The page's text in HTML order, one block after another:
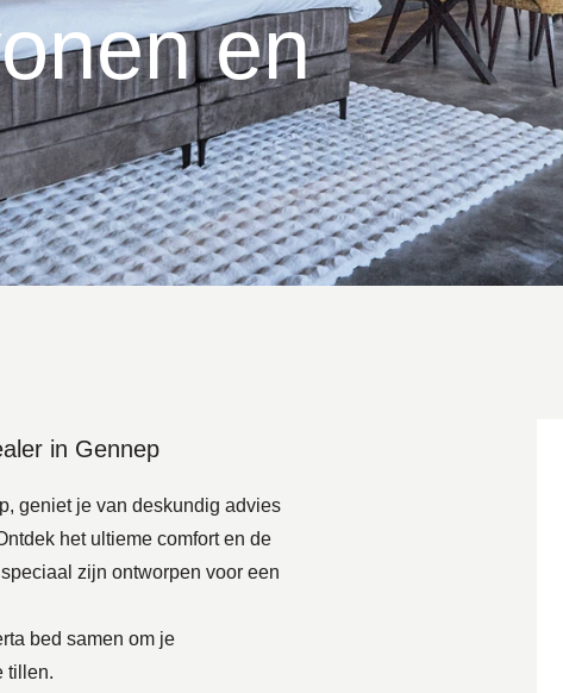
en
in Gennep
geniet je van deskundig advies
het ultieme comfort en de
zijn ontworpen voor een
bed samen om je
tillen.